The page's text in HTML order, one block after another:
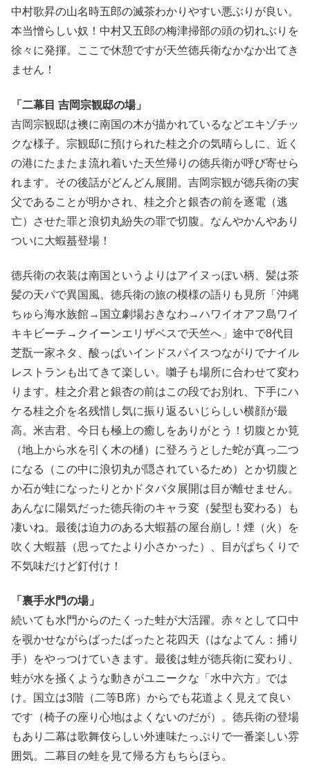
中村歌昇の山名時五郎の滅茶わかりやすい悪ぶりが良い。
本当憎らしい奴！中村又五郎の梅津掃部の頭の切れぶりを
徐々に発揮。ここで休憩ですが天竺徳兵衛なかなか出てき
ません！
「二幕目 吉岡宗観邸の場」
吉岡宗観邸は襖に南国の木が描かれているなどエキゾチッ
クな様子。宗観邸に預けられた桂之介の気晴らしに、近く
の港にたまたま流れ着いた天竺帰りの徳兵衛が呼び寄せら
れます。その後話がどんどん展開。吉岡宗観が徳兵衛の実
父であることが明かされ、桂之介と銀杏の前を逐電（逃
亡）させた罪と浪切丸紛失の罪で切腹。なんやかんやあり
ついに大蝦蟇登場！
徳兵衛の衣装は南国というよりはアイヌっぽい柄、髪は茶
髪の天パで異国風。徳兵衛の旅の模様の語りも見所「沖縄
ちゅら海水族館→国立劇場おきなわ→ハワイオアフ島ワイ
キキビーチ→クイーンエリザベスで天竺へ」途中で8代目
芝翫一家ネタ、酸っぱいインドスパイスつながりでナイル
レストランも出てきて楽しい。囃子も場所に合わせて変わ
ります。桂之介君と銀杏の前はこの段でお別れ、下手にハ
ケる桂之介を名残惜し気に振り返るいじらしい横顔が最
高。米吉君、今日も極上の癒しをありがとう！切腹とか筧
（地上から水を引く木の樋）に登ろうとした蛇が真っ二つ
になる（この中に浪切丸が隠されているため）とか切腹と
か石が蛙になったりとかドタバタ展開は目が離せません。
あんなに陽気だった徳兵衛のキャラ変（髪型も変わる）も
凄いね。最後は迫力のある大蝦蟇の屋台崩し！煙（火）を
吹く大蝦蟇（思ってたより小さかった）、目がぱちくりで
不気味だけど釘付け！
「裏手水門の場」
続いても水門からのたくった蛙が大活躍。赤々として口中
を覗かせながらばったばったと花四天（はなよてん：捕り
手）をやっつけていきます。最後は蛙が徳兵衛に変わり、
蛙が水を掻くような動きがユニークな「水中六方」では
け。国立は3階（二等B席）からでも花道よく見えて良い
です（椅子の座り心地はよくないのだが）。徳兵衛の登場
もあり二幕は歌舞伎らしい外連味たっぷりで一番楽しい雰
囲気。二幕目の蛙を見て帰る方もちらほら。